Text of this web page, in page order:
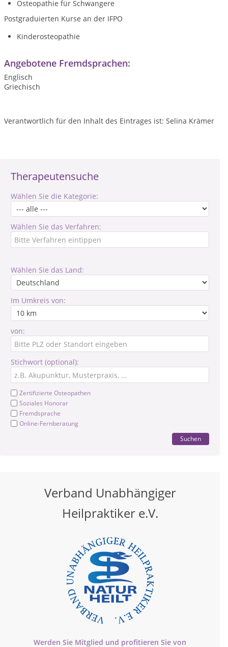
Therapeutensuche
Wählen Sie die Kategorie:
Wählen Sie das Verfahren:
Wählen Sie das Land:
Im Umkreis von:
von:
Stichwort (optional):
Zertifizierte Osteopathen
Soziales Honorar
Fremdsprache
Online-Fernberatung
Suchen
Verband Unabhängiger
Heilpraktiker e.V.
Werden Sie Mitglied und profitieren Sie von
Osteopathie für Schwangere
Postgraduierten Kurse an der IFPO
Kinderosteopathie
Angebotene Fremdsprachen:
Englisch
Griechisch
Verantwortlich für den Inhalt des Eintrages ist: Selina Krämer